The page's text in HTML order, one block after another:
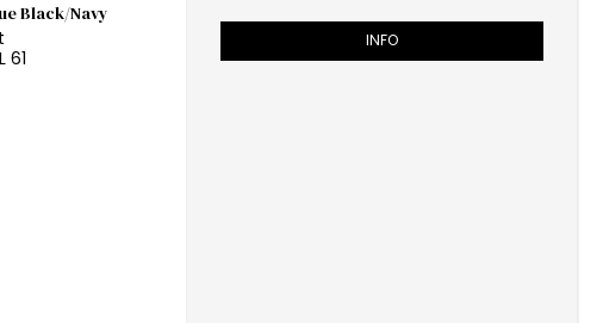
Black/Navy
61
INFO